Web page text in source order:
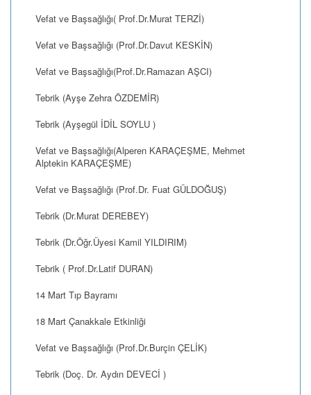
Vefat ve Başsağlığı( Prof.Dr.Murat TERZİ)
Vefat ve Başsağlığı (Prof.Dr.Davut KESKİN)
Vefat ve Başsağlığı(Prof.Dr.Ramazan AŞCI)
Tebrik (Ayşe Zehra ÖZDEMİR)
Tebrik (Ayşegül İDİL SOYLU )
Vefat ve Başsağlığı(Alperen KARAÇEŞME, Mehmet
Alptekin KARAÇEŞME)
Vefat ve Başsağlığı (Prof.Dr. Fuat GÜLDOĞUŞ)
Tebrik (Dr.Murat DEREBEY)
Tebrik (Dr.Öğr.Üyesi Kamil YILDIRIM)
Tebrik ( Prof.Dr.Latif DURAN)
14 Mart Tıp Bayramı
18 Mart Çanakkale Etkinliği
Vefat ve Başsağlığı (Prof.Dr.Burçin ÇELİK)
Tebrik (Doç. Dr. Aydın DEVECİ )